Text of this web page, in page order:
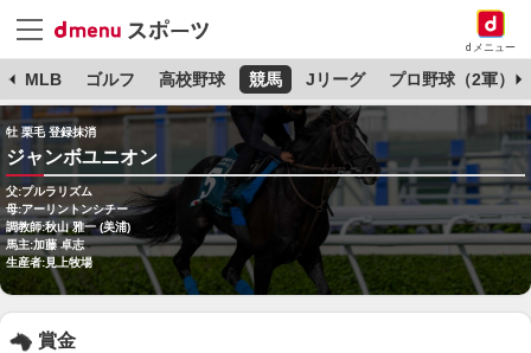
dメニュー
MLB ゴルフ 高校野球 競馬 Jリーグ プロ野球（2軍）
牡 栗毛 登録抹消
ジャンボユニオン
父:プルラリズム
母:アーリントンシチー
調教師:秋山 雅一 (美浦)
馬主:加藤 卓志
生産者:見上牧場
賞金